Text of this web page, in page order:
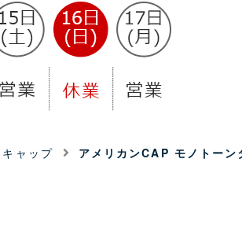
ャップ アメリカンCAP モノトーン